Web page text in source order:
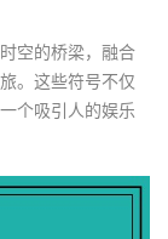
空的桥梁，融合
。这些符号不仅
个吸引人的娱乐